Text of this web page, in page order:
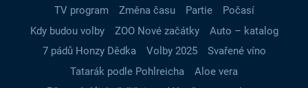
TV program
Změna času Partie
Počasí
Kdy budou volby
ZOO Nové začátky
Auto – katalog
7 pádů Honzy Dědka
Volby 2025
Svařené víno
Tatarák podle Pohlreicha
Aloe vera